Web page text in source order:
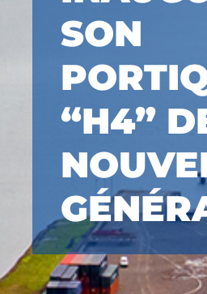
SON
“H4”